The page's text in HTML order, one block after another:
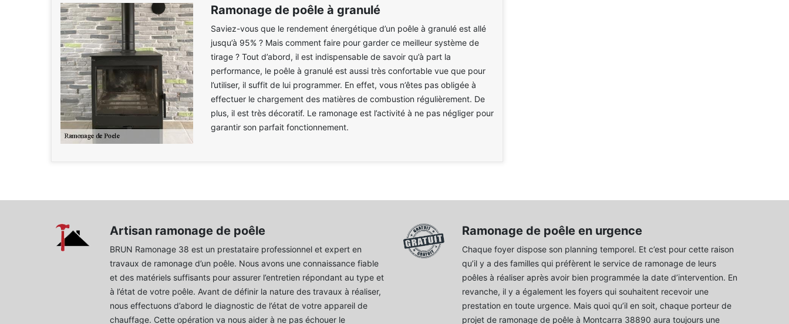
Ramonage de poêle à granulé
Saviez-vous que le rendement énergétique d’un poêle à granulé est allé
jusqu’à 95% ? Mais comment faire pour garder ce meilleur système de
tirage ? Tout d’abord, il est indispensable de savoir qu’à part la
performance, le poêle à granulé est aussi très confortable vue que pour
l’utiliser, il suffit de lui programmer. En effet, vous n’êtes pas obligée à
effectuer le chargement des matières de combustion régulièrement. De
plus, il est très décoratif. Le ramonage est l’activité à ne pas négliger pour
garantir son parfait fonctionnement.
Artisan ramonage de poêle
BRUN Ramonage 38 est un prestataire professionnel et expert en
travaux de ramonage d’un poêle. Nous avons une connaissance fiable
et des matériels suffisants pour assurer l’entretien répondant au type et
à l’état de votre poêle. Avant de définir la nature des travaux à réaliser,
nous effectuons d’abord le diagnostic de l’état de votre appareil de
chauffage. Cette opération va nous aider à ne pas échouer le
Ramonage de poêle en urgence
Chaque foyer dispose son planning temporel. Et c’est pour cette raison
qu’il y a des familles qui préfèrent le service de ramonage de leurs
poêles à réaliser après avoir bien programmée la date d’intervention. En
revanche, il y a également les foyers qui souhaitent recevoir une
prestation en toute urgence. Mais quoi qu’il en soit, chaque porteur de
projet de ramonage de poêle à Montcarra 38890 aura toujours une